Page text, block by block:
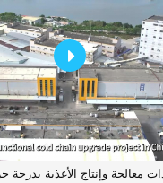
معالجة وإنتاج الأغذية بدرجة